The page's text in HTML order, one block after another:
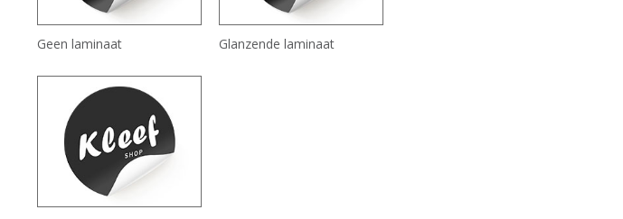
Geen laminaat Glanzende laminaat